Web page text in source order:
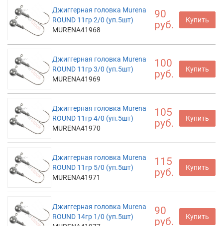
Джиггерная головка Murena
ROUND 11гр 2/0 (уп.5шт)
MURENA41968
90
руб.
Купить
Джиггерная головка Murena
ROUND 11гр 3/0 (уп.5шт)
MURENA41969
100
руб.
Купить
Джиггерная головка Murena
ROUND 11гр 4/0 (уп.5шт)
MURENA41970
105
руб.
Купить
Джиггерная головка Murena
ROUND 11гр 5/0 (уп.5шт)
MURENA41971
115
руб.
Купить
Джиггерная головка Murena
ROUND 14гр 1/0 (уп.5шт)
90
руб.
Купить